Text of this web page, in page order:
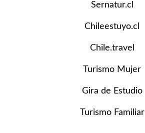
Sernatur.cl
Chileestuyo.cl
Chile.travel
Turismo Mujer
Gira de Estudio
Turismo Familiar